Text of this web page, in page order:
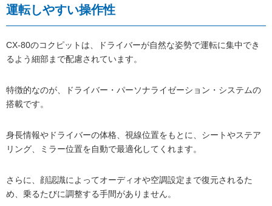
運転しやすい操作性
CX-80のコクピットは、ドライバーが自然な姿勢で運転に集中でき
るよう細部まで配慮されています。
特徴的なのが、ドライバー・パーソナライゼーション・システムの
搭載です。
身長情報やドライバーの体格、視線位置をもとに、シートやステア
リング、ミラー位置を自動で最適化してくれます。
さらに、顔認識によってオーディオや空調設定まで復元されるた
め、乗るたびに調整する手間がありません。